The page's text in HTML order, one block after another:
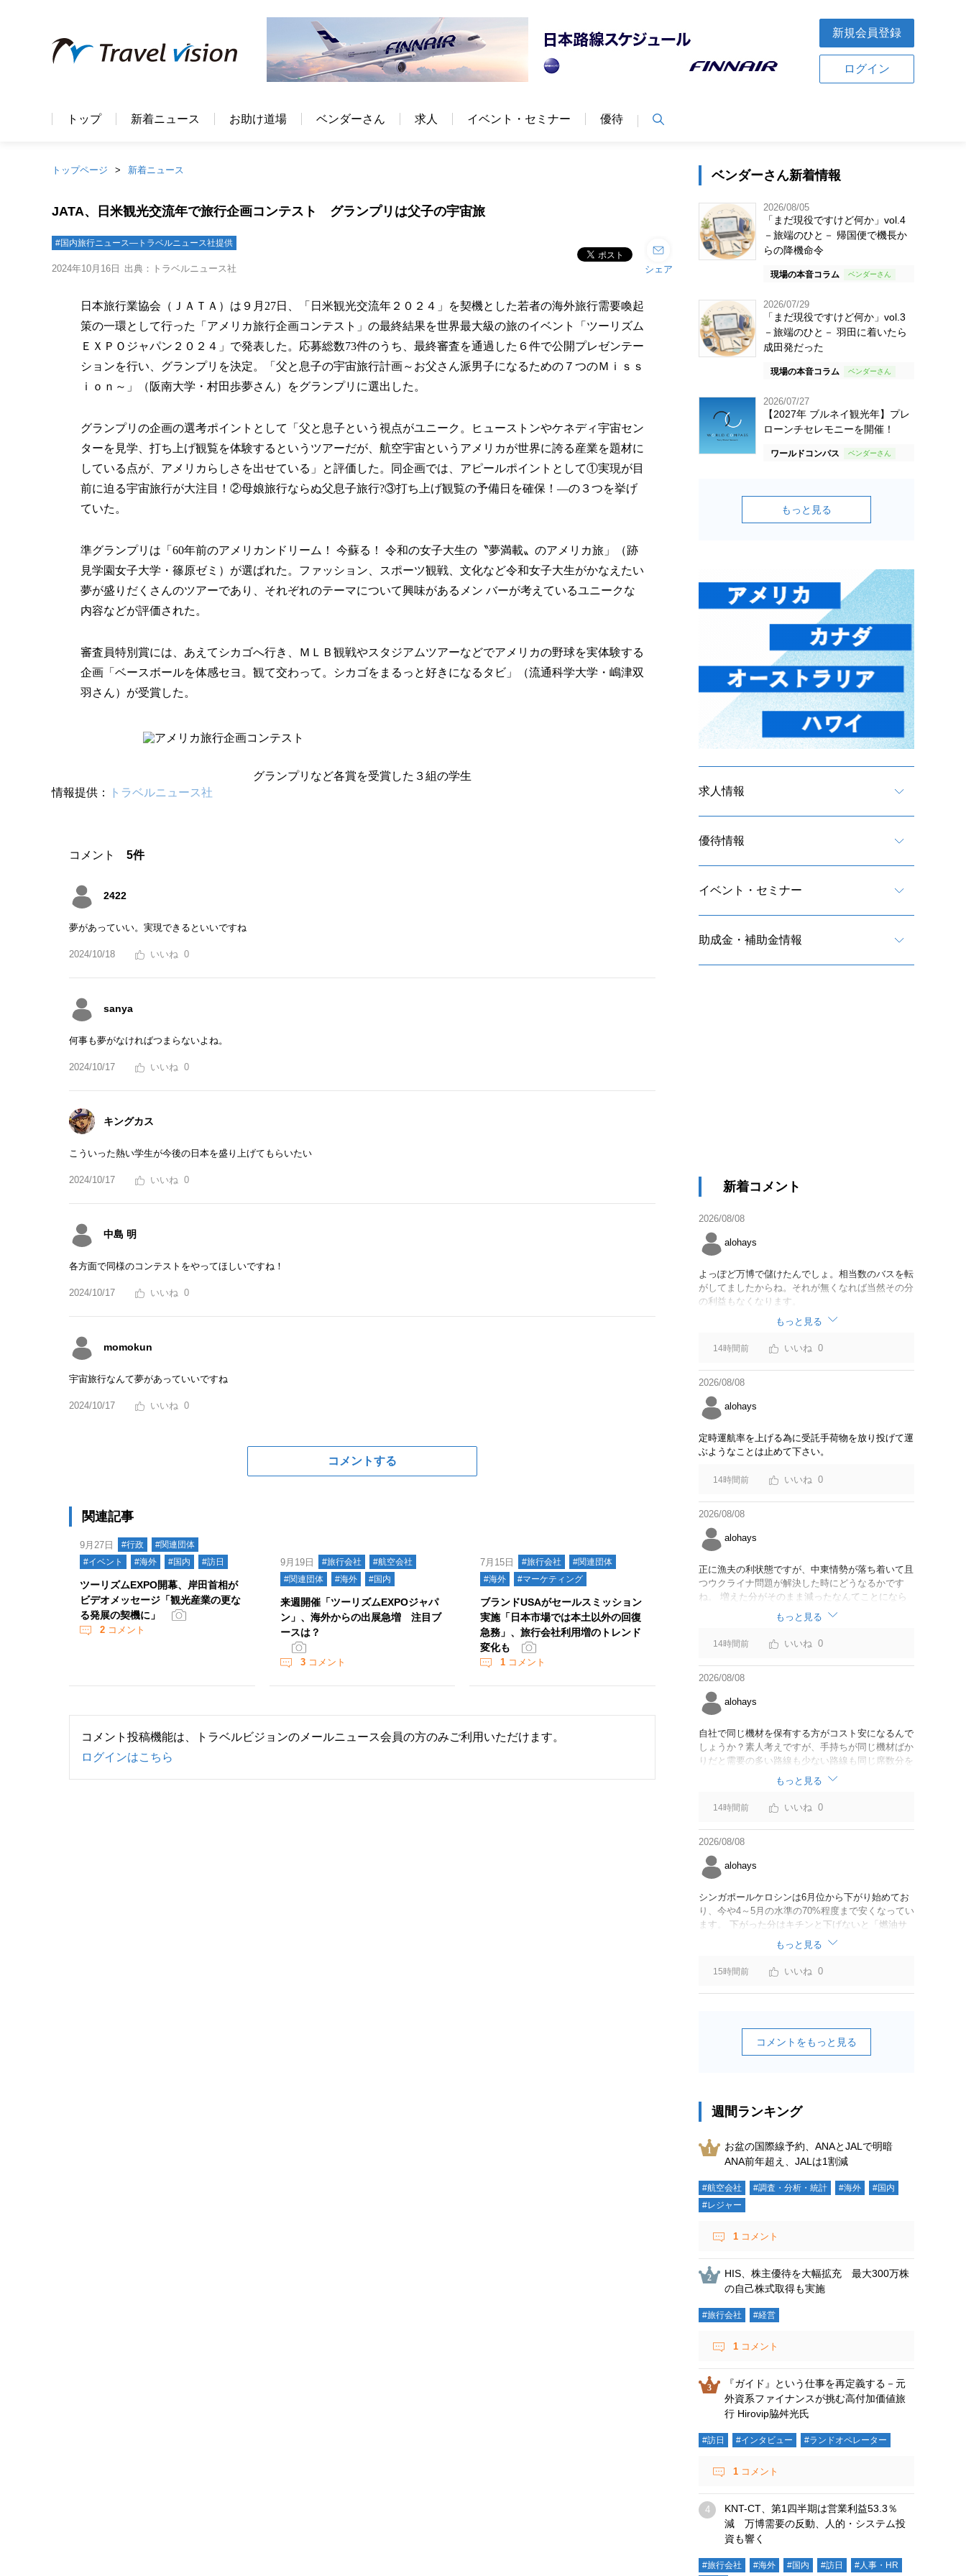
新規会員登録
ログイン
トップ 新着ニュース お助け道場 ベンダーさん 求人 イベント・セミナー 優待
トップページ 新着ニュース
JATA、日米観光交流年で旅行企画コンテスト グランプリは父子の宇宙旅
#国内旅行ニュース―トラベルニュース社提供
2024年10月16日 出典：トラベルニュース社 シェア
日本旅行業協会（ＪＡＴＡ）は９月27日、「日米観光交流年２０２４」を契機とした若者の海外旅行需要喚起
策の一環として行った「アメリカ旅行企画コンテスト」の最終結果を世界最大級の旅のイベント「ツーリズム
ＥＸＰＯジャパン２０２４」で発表した。応募総数73件のうち、最終審査を通過した６件で公開プレゼンテー
ションを行い、グランプリを決定。「父と息子の宇宙旅行計画～お父さん派男子になるための７つのＭｉｓｓ
ｉｏｎ～」（阪南大学・村田歩夢さん）をグランプリに選出した。
グランプリの企画の選考ポイントとして「父と息子という視点がユニーク。ヒューストンやケネディ宇宙セン
ターを見学、打ち上げ観覧を体験するというツアーだが、航空宇宙というアメリカが世界に誇る産業を題材に
している点が、アメリカらしさを出せている」と評価した。同企画では、アピールポイントとして①実現が目
前に迫る宇宙旅行が大注目！②母娘旅行ならぬ父息子旅行?③打ち上げ観覧の予備日を確保！―の３つを挙げ
ていた。
準グランプリは「60年前のアメリカンドリーム！ 今蘇る！ 令和の女子大生の〝夢満載〟のアメリカ旅」（跡
見学園女子大学・篠原ゼミ）が選ばれた。ファッション、スポーツ観戦、文化など令和女子大生がかなえたい
夢が盛りだくさんのツアーであり、それぞれのテーマについて興味があるメン バーが考えているユニークな
内容などが評価された。
審査員特別賞には、あえてシカゴへ行き、ＭＬＢ観戦やスタジアムツアーなどでアメリカの野球を実体験する
企画「ベースボールを体感セヨ。観て交わって。シカゴをまるっと好きになるタビ」（流通科学大学・嶋津双
羽さん）が受賞した。
グランプリなど各賞を受賞した３組の学生
情報提供：
トラベルニュース社
コメント 5件
2422
夢があっていい。実現できるといいですね
2024/10/18 0
sanya
何事も夢がなければつまらないよね。
2024/10/17 0
キングカス
こういった熱い学生が今後の日本を盛り上げてもらいたい
2024/10/17 0
中島 明
各方面で同様のコンテストをやってほしいですね！
2024/10/17 0
momokun
宇宙旅行なんて夢があっていいですね
2024/10/17 0
コメントする
関連記事
9月27日 #行政
#関連団体
#イベント
#海外 #国内 #訪日
ツーリズムEXPO開幕、岸田首相が
ビデオメッセージ「観光産業の更な
る発展の契機に」
2 コメント
9月19日 #旅行会社
#航空会社
#関連団体
#海外 #国内
来週開催「ツーリズムEXPOジャパ
ン」、海外からの出展急増 注目ブ
ースは？
3コメント
7月15日 #旅行会社
#関連団体
#海外
#マーケティング
ブランドUSAがセールスミッション
実施「日本市場では本土以外の回復
急務」、旅行会社利用増のトレンド
変化も
1 コメント
コメント投稿機能は、トラベルビジョンのメールニュース会員の方のみご利用いただけます。
ログインはこちら
ベンダーさん新着情報
2026/08/05
「まだ現役ですけど何か」vol.4
－旅端のひと－ 帰国便で機長か
らの降機命令
現場の本音コラム
2026/07/29
「まだ現役ですけど何か」vol.3
－旅端のひと－ 羽田に着いたら
成田発だった
現場の本音コラム
2026/07/27
【2027年 ブルネイ観光年】プレ
ローンチセレモニーを開催！
ワールドコンパス
もっと見る
求人情報
優待情報
イベント・セミナー
助成金・補助金情報
新着コメント
2026/08/08
alohays
よっぽど万博で儲けたんでしょ。相当数のバスを転
がしてましたからね。それが無くなれば当然その分
の利益もなくなります。
もっと見る
14時間前 0
2026/08/08
alohays
定時運航率を上げる為に受託手荷物を放り投げて運
ぶようなことは止めて下さい。
14時間前 0
2026/08/08
alohays
正に漁夫の利状態ですが、中東情勢が落ち着いて且
つウクライナ問題が解決した時にどうなるかです
ね。 増えた分がそのまま減ったなんてことになら
なければいいですが。
もっと見る
14時間前 0
2026/08/08
alohays
自社で同じ機材を保有する方がコスト安になるんで
しょうか？素人考えですが、手持ちが同じ機材ばか
りだと需要の多い路線も少ない路線も同じ席数分を
供給することになるので、需要が多い路線には大型
機材を当て、少ない路線には小型機材を当てるな
ど、席数を調整するにはリース契約の方が対応しや
すいと思いました。
もっと見る
14時間前 0
2026/08/08
alohays
シンガポールケロシンは6月位から下がり始めてお
り、今や4～5月の水準の70%程度まで安くなってい
ます。 下がった分はキチンと下げないと「燃油サ
ーチャージ＝利益」と判断されますよ。
もっと見る
15時間前 0
コメントをもっと見る
週間ランキング
お盆の国際線予約、ANAとJALで明暗
ANA前年超え、JALは1割減
#航空会社 #調査・分析・統計 #海外
#国内
#レジャー
1 コメント
HIS、株主優待を大幅拡充 最大300万株
の自己株式取得も実施
#旅行会社 #経営
1 コメント
『ガイド』という仕事を再定義する－元
外資系ファイナンスが挑む高付加価値旅
行 Hirovip脇舛光氏
#訪日 #インタビュー #ランドオペレーター
1 コメント
KNT-CT、第1四半期は営業利益53.3％
減 万博需要の反動、人的・システム投
資も響く
#旅行会社 #海外 #国内 #訪日 #人事・HR